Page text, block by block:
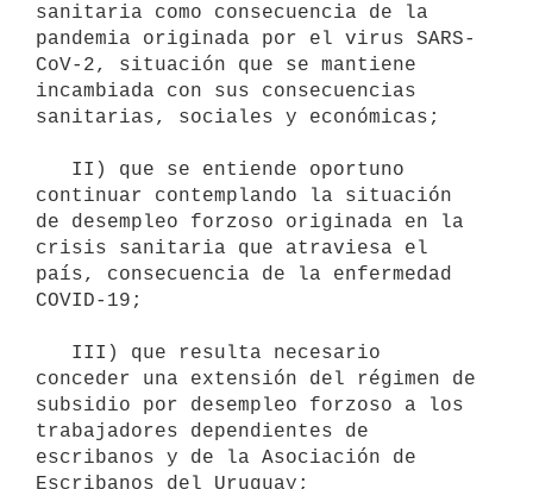
sanitaria como consecuencia de la
pandemia originada por el virus SARS-
CoV-2, situación que se mantiene
incambiada con sus consecuencias
sanitarias, sociales y económicas;
continuar contemplando la situación
de desempleo forzoso originada en la
crisis sanitaria que atraviesa el
país, consecuencia de la enfermedad
COVID-19;
conceder una extensión del régimen de
subsidio por desempleo forzoso a los
trabajadores dependientes de
escribanos y de la Asociación de
Escribanos del Uruguay;